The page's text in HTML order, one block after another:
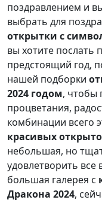
поздравлением и
выбрать для
открытки с
вы хотите послать
предстоящий год,
нашей подборки
2024 годом, чтобы
процветания,
комбинации всего
красивых
небольшая, но
удовлетворить
большая галерея с
Дракона 2024,